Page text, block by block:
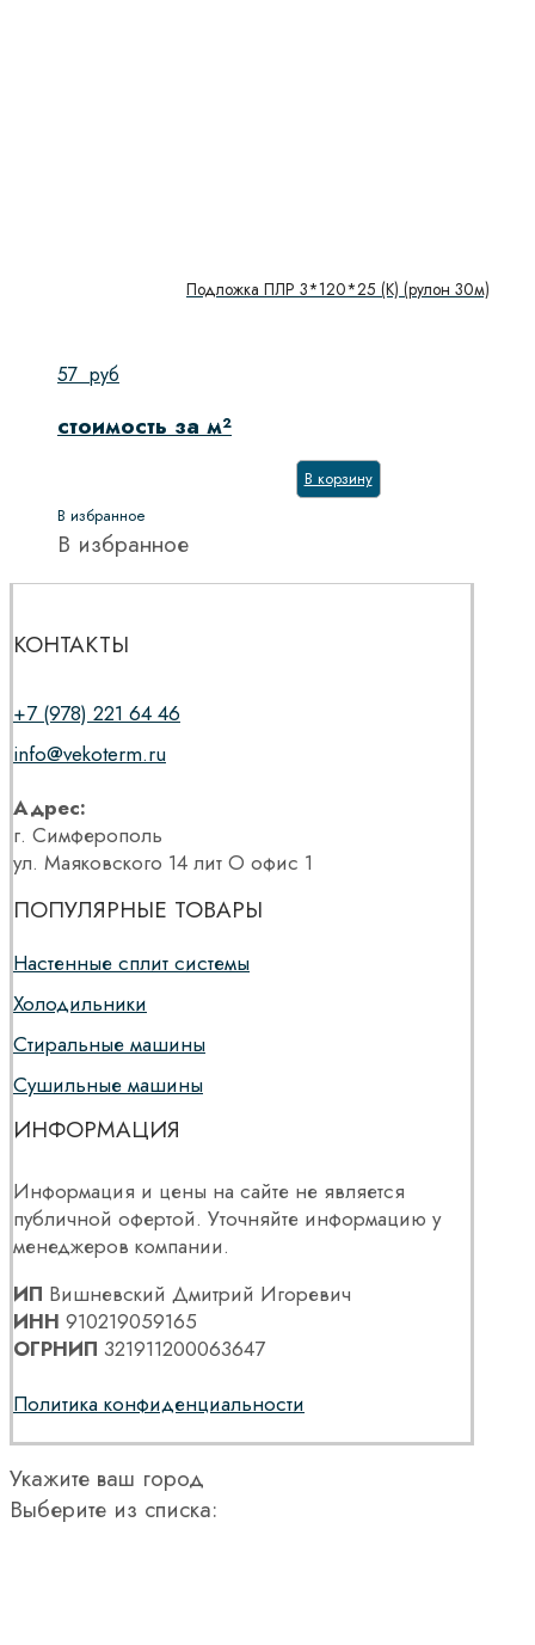
Подложка ПЛР 3*120*25 (К) (рулон 30м)
57 руб
стоимость за м²
В корзину
В избранное
В избранное
КОНТАКТЫ
+7 (978) 221 64 46
info@vekoterm.ru
Адрес:
г. Симферополь
ул. Маяковского 14 лит О офис 1
ПОПУЛЯРНЫЕ ТОВАРЫ
Настенные сплит системы
Холодильники
Стиральные машины
Сушильные машины
ИНФОРМАЦИЯ
Информация и цены на сайте не является
публичной офертой. Уточняйте информацию у
менеджеров компании.
ИП Вишневский Дмитрий Игоревич
ИНН 910219059165
ОГРНИП 321911200063647
Политика конфиденциальности
Укажите ваш город
Выберите из списка: